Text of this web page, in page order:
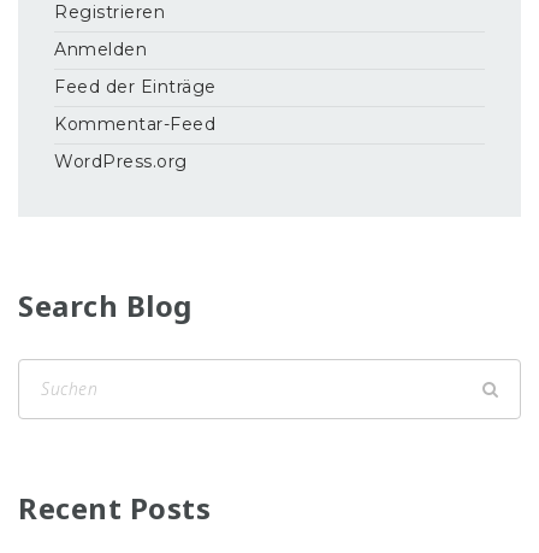
Registrieren
Anmelden
Feed der Einträge
Kommentar-Feed
WordPress.org
Search Blog
Recent Posts